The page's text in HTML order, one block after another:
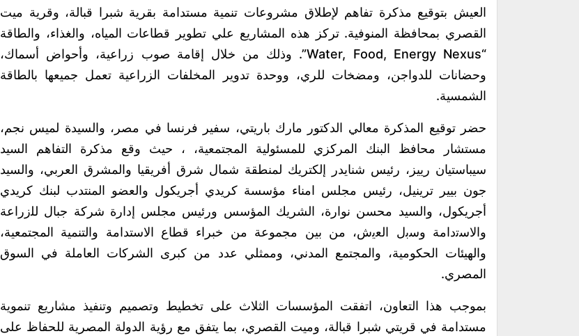
العيش بتوقيع مذكرة تفاهم لإطلاق مشروعات تنمية مستدامة بقرية شبرا قبالة، وقرية ميت
القصري بمحافظة المنوفية. تركز هذه المشاريع علي تطوير قطاعات المياه، والغذاء، والطاقة
“Water, Food, Energy Nexus”. وذلك من خلال إقامة صوب زراعية، وأحواض أسماك،
وحضانات للدواجن، ومضخات للري، ووحدة تدوير المخلفات الزراعية تعمل جميعها بالطاقة
الشمسية.
حضر توقيع المذكرة معالي الدكتور مارك باريتي، سفير فرنسا في مصر، والسيدة لميس نجم،
مستشار محافظ البنك المركزي للمسئولية المجتمعية، ، حيث وقع مذكرة التفاهم السيد
سيباستيان رييز، رئيس شنايدر إلكتريك لمنطقة شمال شرق أفريقيا والمشرق العربي، والسيد
جون بيير ترينيل، رئيس مجلس امناء مؤسسة كريدي أجريكول والعضو المنتدب لبنك كريدي
أجريكول، والسيد محسن نوارة، الشريك المؤسس ورئيس مجلس إدارة شركة جبال ﻟﻠزراﻋﺔ
واﻻﺳﺗداﻣﺔ وﺳﺑل اﻟﻌﯾش، من بين مجموعة من خبراء قطاع الاستدامة والتنمية المجتمعية،
والهيئات الحكومية، والمجتمع المدني، وممثلي عدد من كبرى الشركات العاملة في السوق
المصري.
بموجب هذا التعاون، اتفقت المؤسسات الثلاث على تخطيط وتصميم وتنفيذ مشاريع تنموية
مستدامة في قريتي شبرا قبالة، وميت القصري، بما يتفق مع رؤية الدولة المصرية للحفاظ على